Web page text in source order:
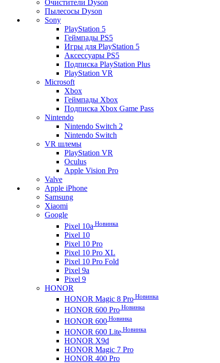
Очистители Dyson
Пылесосы Dyson
Sony
PlayStation 5
Геймпады PS5
Игры для PlayStation 5
Аксессуары PS5
Подписка PlayStation Plus
PlayStation VR
Microsoft
Xbox
Геймпады Xbox
Подписка Xbox Game Pass
Nintendo
Nintendo Switch 2
Nintendo Switch
VR шлемы
PlayStation VR
Oculus
Apple Vision Pro
Valve
Apple iPhone
Samsung
Xiaomi
Google
Pixel 10a Новинка
Pixel 10
Pixel 10 Pro
Pixel 10 Pro XL
Pixel 10 Pro Fold
Pixel 9a
Pixel 9
HONOR
HONOR Magic 8 Pro Новинка
HONOR 600 Pro Новинка
HONOR 600 Новинка
HONOR 600 Lite Новинка
HONOR X9d
HONOR Magic 7 Pro
HONOR 400 Pro